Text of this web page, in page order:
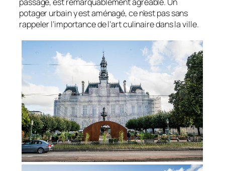
potager urbain y est aménagé, ce n’est pas sans
rappeler l’importance de l’art culinaire dans la ville.